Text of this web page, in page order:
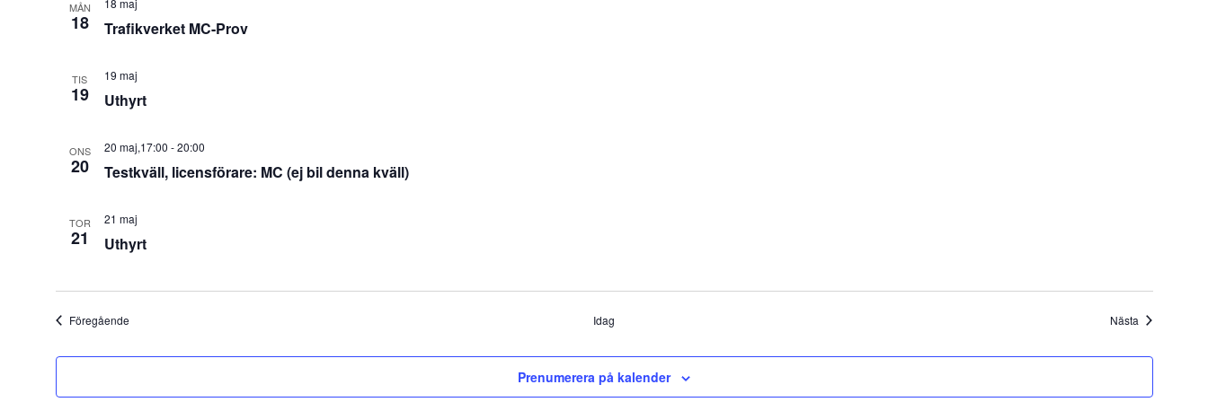
MÅN
18 Trafikverket MC-Prov
18 maj
TIS
19 Uthyrt
19 maj
ONS
20 Testkväll, licensförare: MC (ej bil denna kväll)
20 maj,17:00 -20:00
TOR
21 Uthyrt
21 maj
FöregåendeEvenemang Idag Nästa Evenemang
Prenumerera på kalender